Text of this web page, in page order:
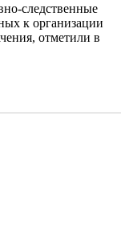
следственные
к организации
отметили в